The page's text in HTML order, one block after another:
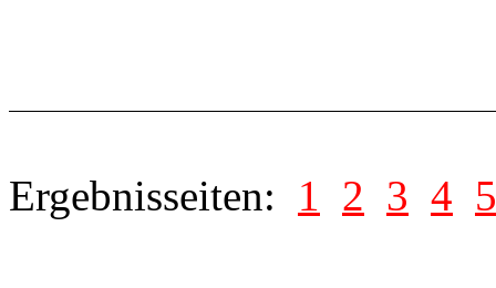
Ergebnisseiten: 1 2 3 4 5